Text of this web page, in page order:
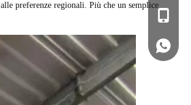
preferenze regionali. Più che un semplice
+86